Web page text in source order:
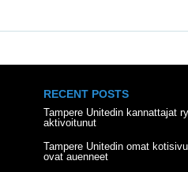
RECENT POSTS
Tampere Unitedin kannattajat
aktivoitunut
Tampere Unitedin omat
ovat auenneet